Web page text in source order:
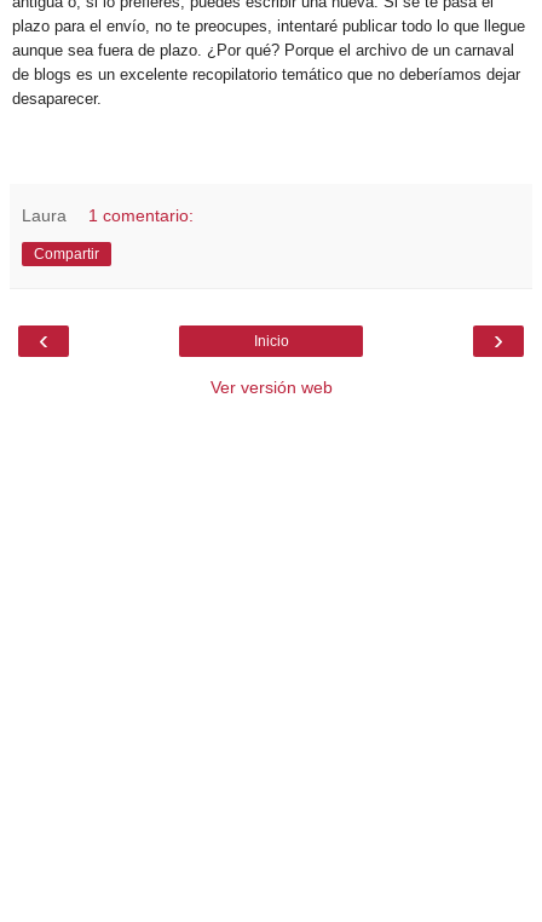
plazo para el envío, no te preocupes, intentaré publicar todo lo que llegue
aunque sea fuera de plazo. ¿Por qué? Porque el archivo de un carnaval
de blogs es un excelente recopilatorio temático que no deberíamos dejar
desaparecer.
Laura 1 comentario:
Compartir
‹ ›
Inicio
Ver versión web